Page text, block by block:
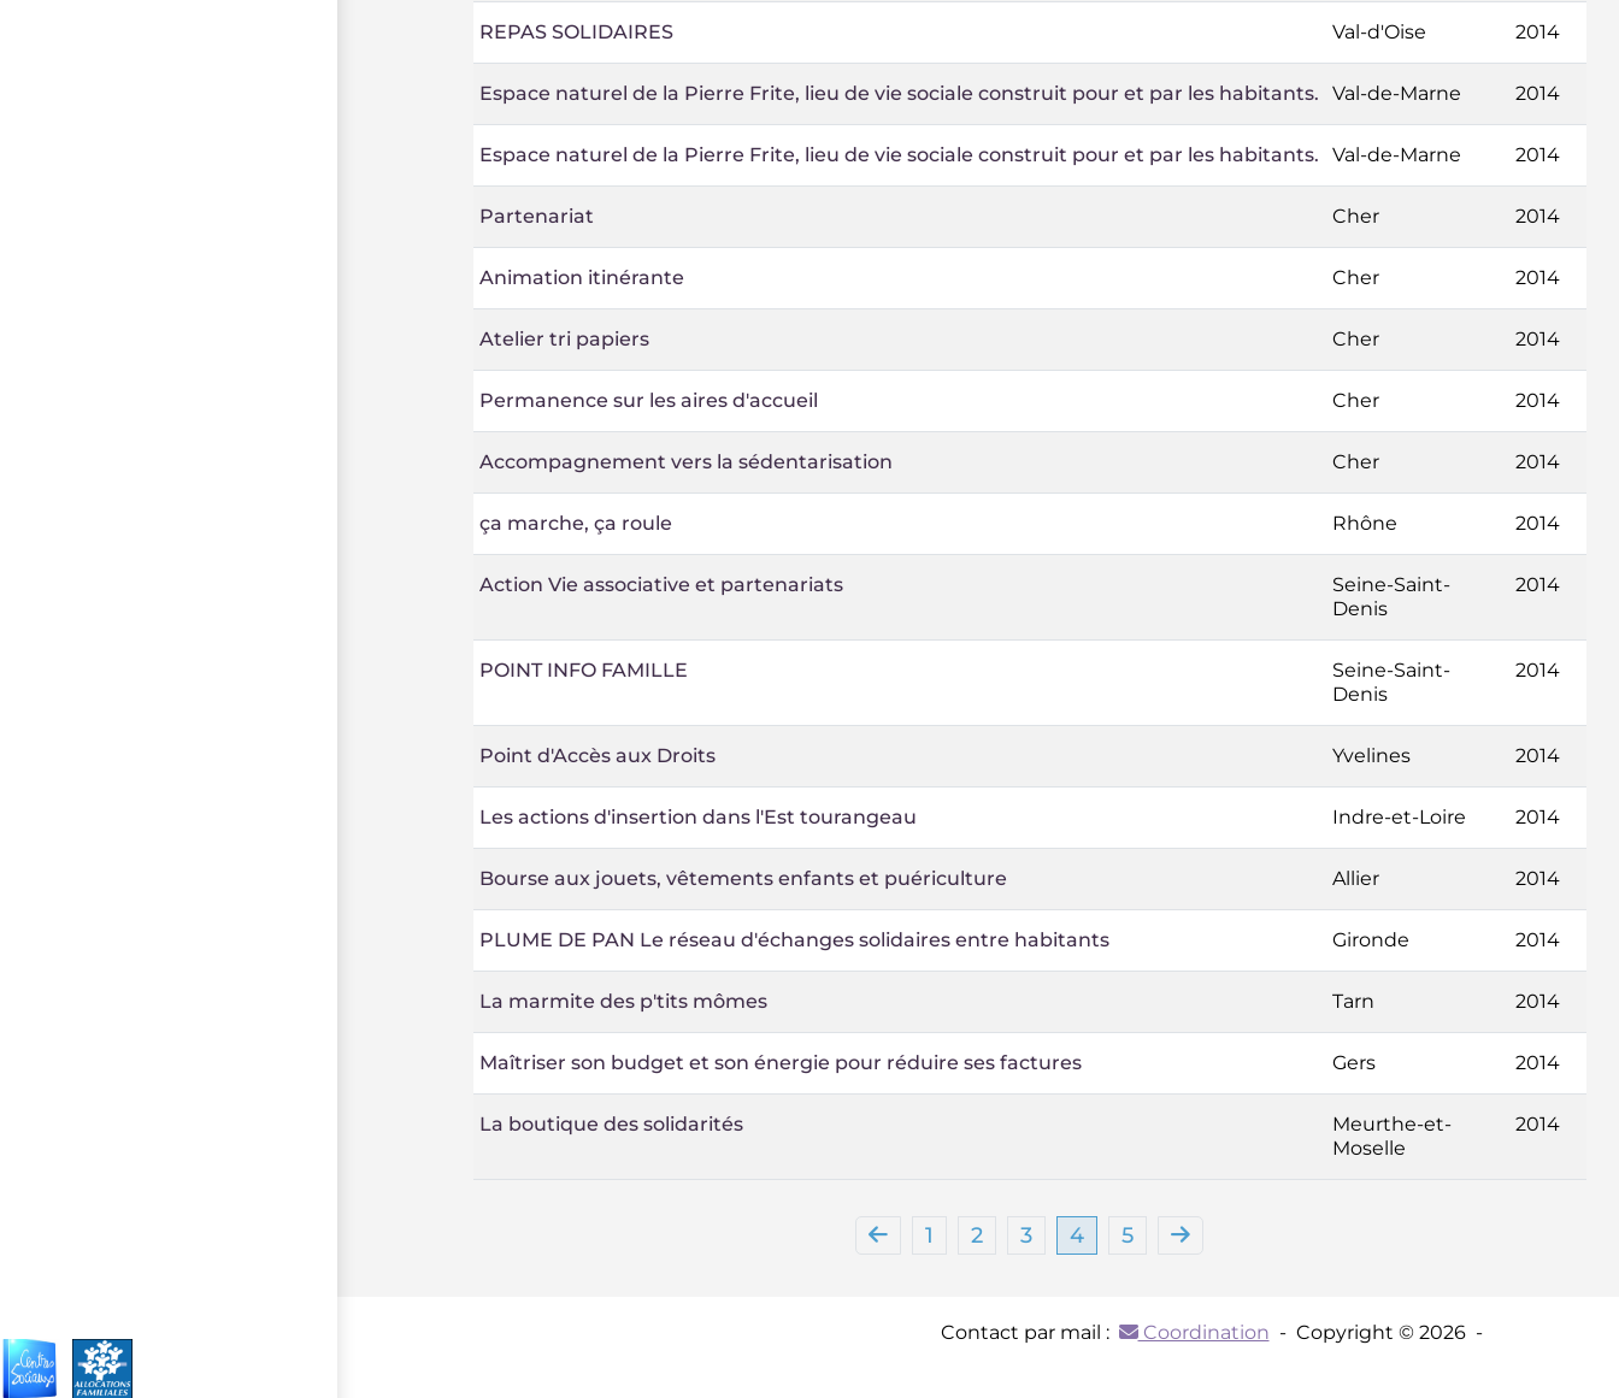
REPAS SOLIDAIRES Val-d'Oise 2014
Espace naturel de la Pierre Frite, lieu de vie sociale construit pour et par les habitants. Val-de-Marne 2014
Espace naturel de la Pierre Frite, lieu de vie sociale construit pour et par les habitants. Val-de-Marne 2014
Partenariat Cher 2014
Animation itinérante Cher 2014
Atelier tri papiers Cher 2014
Permanence sur les aires d'accueil Cher 2014
Accompagnement vers la sédentarisation Cher 2014
ça marche, ça roule Rhône 2014
Action Vie associative et partenariats
Seine-Saint-
Denis
2014
POINT INFO FAMILLE
Seine-Saint-
Denis
2014
Point d'Accès aux Droits Yvelines 2014
Les actions d'insertion dans l'Est tourangeau Indre-et-Loire 2014
Bourse aux jouets, vêtements enfants et puériculture Allier 2014
PLUME DE PAN Le réseau d'échanges solidaires entre habitants Gironde 2014
La marmite des p'tits mômes Tarn 2014
Maîtriser son budget et son énergie pour réduire ses factures Gers 2014
La boutique des solidarités
Meurthe-et-
Moselle
2014
1 2 3 4 5
Contact par mail : Coordination - Copyright © 2026 -